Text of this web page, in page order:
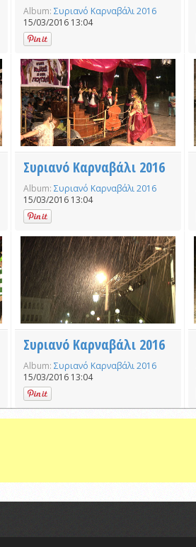
Album: Συριανό Καρναβάλι 2016
15/03/2016 13:04
Συριανό Καρναβάλι 2016
Album: Συριανό Καρναβάλι 2016
15/03/2016 13:04
Συριανό Καρναβάλι 2016
Album: Συριανό Καρναβάλι 2016
15/03/2016 13:04